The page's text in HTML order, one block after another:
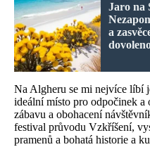
Jaro na
a
Na Algheru se mi nejvíce líbí
ideální místo pro odpočinek a
zábavu a obohacení
festival průvodu Vzkříšení,
pramenů a bohatá historie a